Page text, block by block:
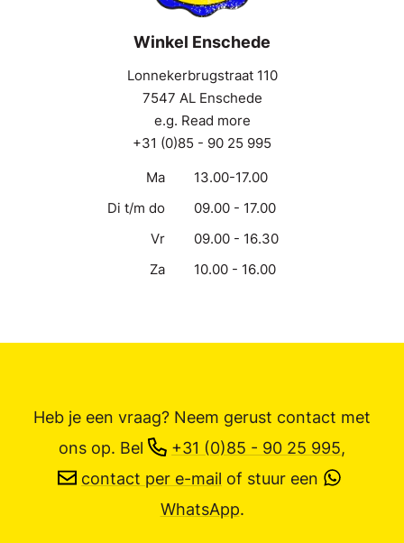
Winkel Enschede
Lonnekerbrugstraat 110
7547 AL Enschede
e.g. Read more
+31 (0)85 - 90 25 995
Ma
13.00-17.00
Di t/m do
09.00 - 17.00
Vr
09.00 - 16.30
Za
10.00 - 16.00
Heb je een vraag? Neem gerust contact met
ons op. Bel +31 (0)85 - 90 25 995,
contact per e-mail of stuur een
WhatsApp.